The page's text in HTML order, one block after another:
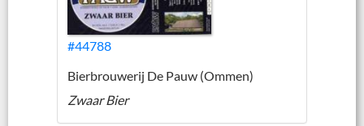
#44788
Bierbrouwerij De Pauw (Ommen)
Zwaar Bier